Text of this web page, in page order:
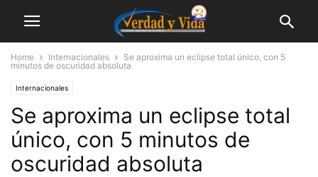
Home Internacionales
Se aproxima un eclipse total único, con 5
minutos de oscuridad absoluta
Internacionales
Se aproxima un eclipse total
único, con 5 minutos de
oscuridad absoluta